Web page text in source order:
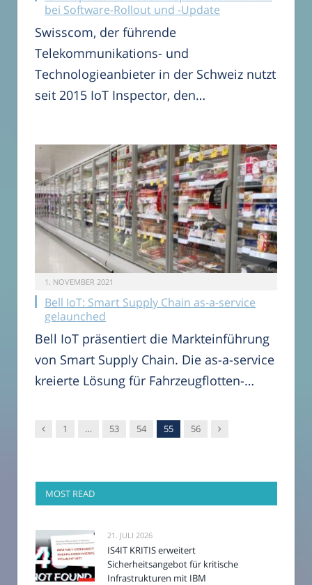
bei Software-Rollout und -Update
Swisscom, der führende
Telekommunikations- und
Technologieanbieter in der Schweiz nutzt
seit 2015 IoT Inspector, den…
1. NOVEMBER 2021
Bell IoT: Smart Supply Chain as-a-service
gelaunched
Bell IoT präsentiert die Markteinführung
von Smart Supply Chain. Die as-a-service
kreierte Lösung für Fahrzeugflotten-…
Vorgänger
1 … 53 54 55 56 Nachfolger
MOST READ
21. JULI 2026
IS4IT KRITIS erweitert
Sicherheitsangebot für kritische
Infrastrukturen mit IBM